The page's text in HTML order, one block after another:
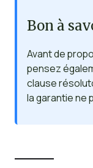
Bon à
Avant de
pensez
clause
la garantie ne